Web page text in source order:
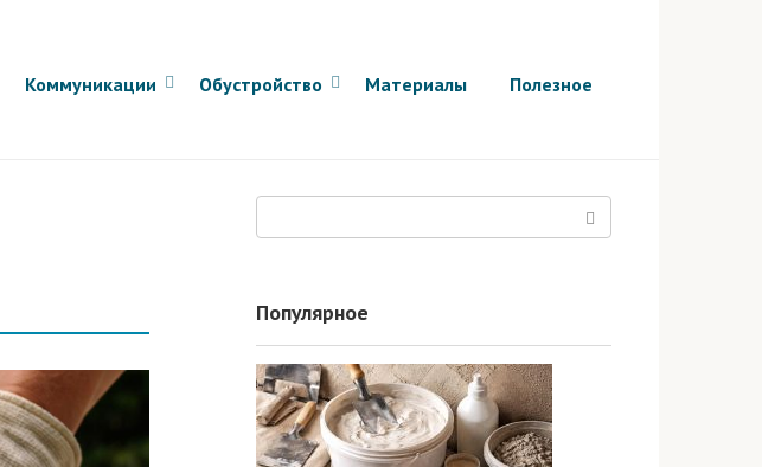
Коммуникации Обустройство Материалы Полезное
Популярное